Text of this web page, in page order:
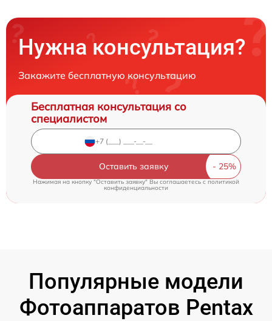
Нужна консультация?
Закажите бесплатную консультацию
Бесплатная консультация со
специалистом
Оставить заявку
Нажимая на кнопку "Оставить заявку" Вы соглашаетесь cполитикой
конфиденциальности
Популярные модели
Фотоаппаратов Pentax